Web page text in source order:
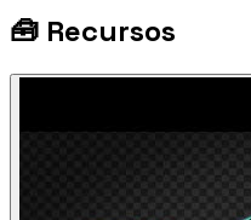
🧰 Recursos